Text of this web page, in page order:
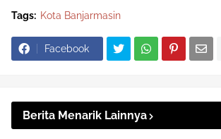
Tags: Kota Banjarmasin
Facebook
Berita Menarik Lainnya